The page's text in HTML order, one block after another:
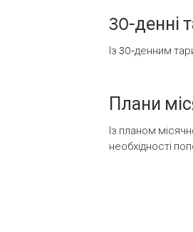
30-денні
Із 30-денним
Плани
Із планом
необхідності